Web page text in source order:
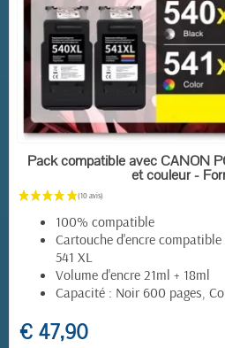
EN STOCK
Pack compatible avec CANON
et couleur -
100% compatible
Cartouche d'encre compatible
541 XL
Volume d'encre 21ml + 18ml
Capacité : Noir 600 pages,
€ 47,90